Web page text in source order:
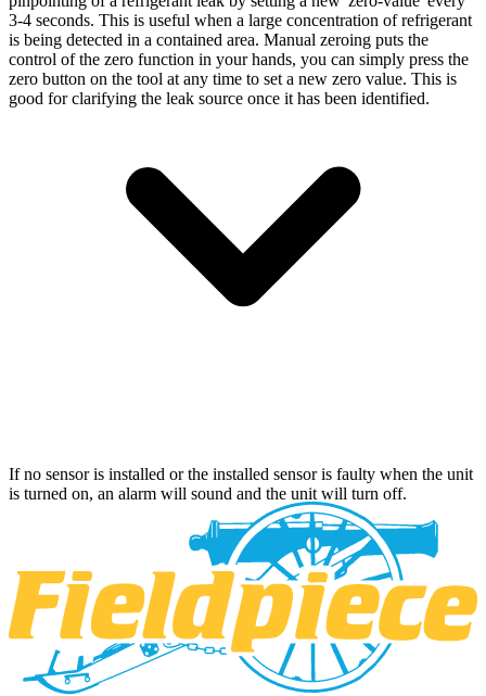
3-4 seconds. This is useful when a large concentration of refrigerant
is being detected in a contained area. Manual zeroing puts the
control of the zero function in your hands, you can simply press the
zero button on the tool at any time to set a new zero value. This is
good for clarifying the leak source once it has been identified.
If no sensor is installed or the installed sensor is faulty when the unit
is turned on, an alarm will sound and the unit will turn off.